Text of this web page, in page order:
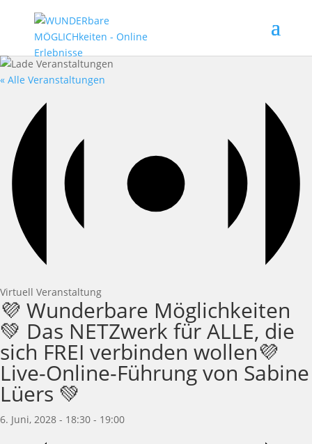
« Alle Veranstaltungen
Virtuell Veranstaltung
💜 Wunderbare Möglichkeiten
💚 Das NETZwerk für ALLE, die
sich FREI verbinden wollen💜
Live-Online-Führung von Sabine
Lüers 💚
6. Juni, 2028 - 18:30 - 19:00